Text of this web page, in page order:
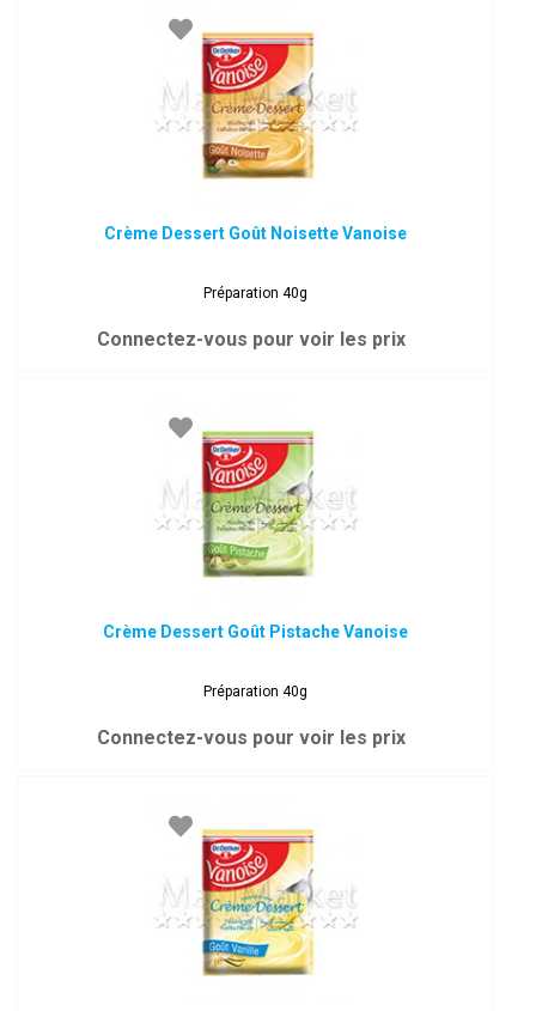
Crème Dessert Goût Noisette Vanoise
Préparation 40g
Connectez-vous pour voir les prix
Crème Dessert Goût Pistache Vanoise
Préparation 40g
Connectez-vous pour voir les prix